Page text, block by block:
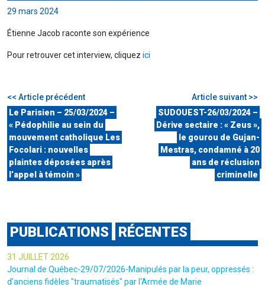
29 mars 2024
Étienne Jacob raconte son expérience
Pour retrouver cet interview, cliquez ici
<< Article précédent
Le Parisien – 25/03/2024 –
« Pédophilie au sein du
mouvement catholique Les
Focolari : nouvelles
plaintes déposées après
l’appel à témoin »
Article suivant >>
SUDOUEST-26/03/2024 –
Dérive sectaire : « Zeus »,
le gourou de Gujan-
Mestras, condamné à 20
ans de réclusion
criminelle
PUBLICATIONS RÉCENTES
31 JUILLET 2026
Journal de Québec-29/07/2026-Manipulés par la peur, oppressés :
d'anciens fidèles "traumatisés" par l'Armée de Marie